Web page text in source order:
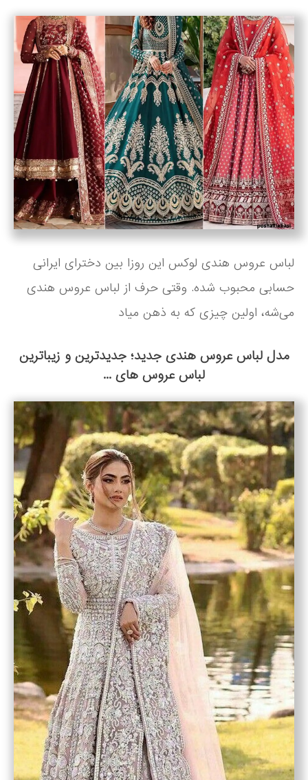
لباس عروس هندی لوکس این روزا بین دخترای ایرانی
حسابی محبوب شده. وقتی حرف از لباس عروس هندی
می‌شه، اولین چیزی که به ذهن میاد
مدل لباس عروس هندی جدید؛ جدیدترین و زیباترین
لباس عروس های ...